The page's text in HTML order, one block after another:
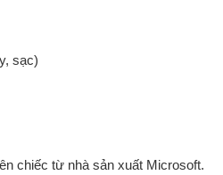
sạc)
chiếc từ nhà sản xuất Microsoft.